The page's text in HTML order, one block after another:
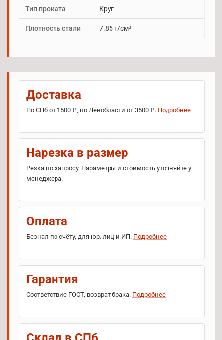
Тип проката Круг
Плотность стали 7.85 г/см³
Доставка
По СПб от 1500 ₽, по Ленобласти от 3500 ₽. Подробнее
Нарезка в размер
Резка по запросу. Параметры и стоимость уточняйте у
менеджера.
Оплата
Безнал по счёту, для юр. лиц и ИП. Подробнее
Гарантия
Соответствие ГОСТ, возврат брака. Подробнее